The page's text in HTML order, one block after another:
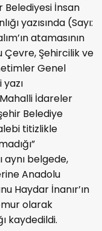
Belediyesi İnsan
yazısında (Sayı:
atamasının
Çevre, Şehircilik ve
Genel
İdareler
Belediye
titizlikle
belgede,
Anadolu
Haydar İnanır’ın
olarak
kaydedildi.